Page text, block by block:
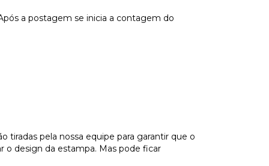
a postagem se inicia a contagem do
tiradas pela nossa equipe para garantir que o
o design da estampa. Mas pode ficar